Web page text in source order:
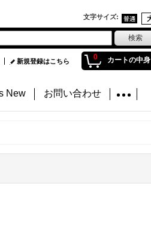
文字サイズ:
0 カートの中身
新規登録はこちら
New お問い合わせ